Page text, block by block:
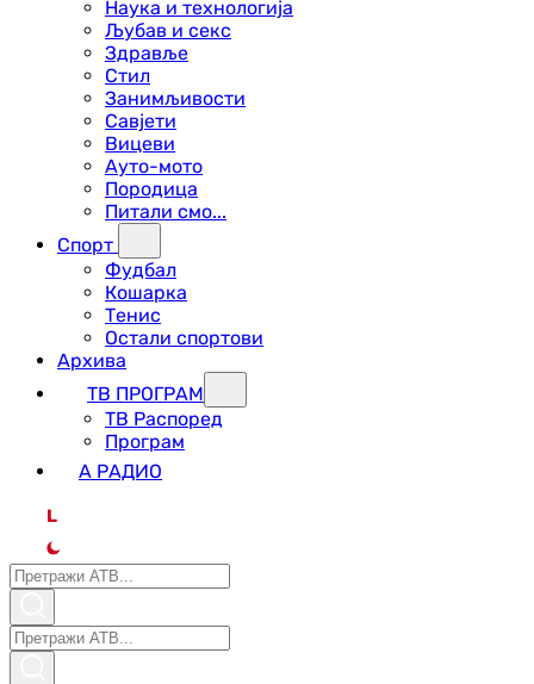
Наука и технологија
Љубав и секс
Здравље
Стил
Занимљивости
Савјети
Вицеви
Ауто-мото
Породица
Питали смо...
Спорт
Фудбал
Кошарка
Тенис
Остали спортови
Архива
ТВ ПРОГРАМ
ТВ Распоред
Програм
А РАДИО
L